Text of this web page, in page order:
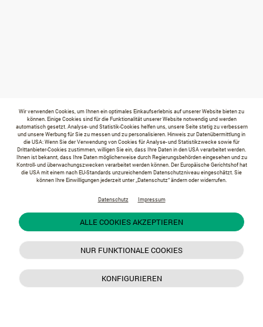
Wir verwenden Cookies, um Ihnen ein optimales Einkaufserlebnis auf unserer Website bieten zu
können. Einige Cookies sind für die Funktionalität unserer Website notwendig und werden
automatisch gesetzt. Analyse- und Statistik-Cookies helfen uns, unsere Seite stetig zu verbessern
und unsere Werbung für Sie zu messen und zu personalisieren. Hinweis zur Datenübermittlung in
die USA: Wenn Sie der Verwendung von Cookies für Analyse- und Statistikzwecke sowie für
Drittanbieter-Cookies zustimmen, willigen Sie ein, dass Ihre Daten in den USA verarbeitet werden.
Ihnen ist bekannt, dass Ihre Daten möglicherweise durch Regierungsbehörden eingesehen und zu
Kontroll- und überwachungszwecken verarbeitet werden können. Der Europäische Gerichtshof hat
die USA mit einem nach EU-Standards unzureichendem Datenschutzniveau eingeschätzt. Sie
können Ihre Einwilligungen jederzeit unter „Datenschutz“ ändern oder widerrufen.
Datenschutz Impressum
ALLE COOKIES AKZEPTIEREN
NUR FUNKTIONALE COOKIES
KONFIGURIEREN